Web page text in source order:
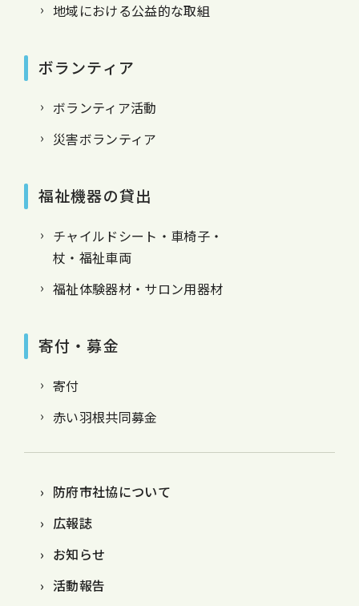
地域における公益的な取組
ボランティア
ボランティア活動
災害ボランティア
福祉機器の貸出
チャイルドシート・車椅子・
杖・福祉車両
福祉体験器材・サロン用器材
寄付・募金
寄付
赤い羽根共同募金
防府市社協について
広報誌
お知らせ
活動報告